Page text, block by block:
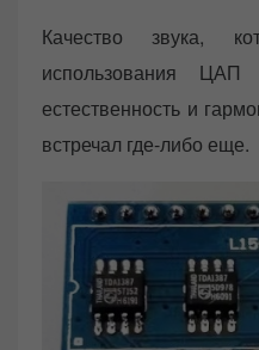
Качество звука,
использования
естественность и
встречал где-либо еще.